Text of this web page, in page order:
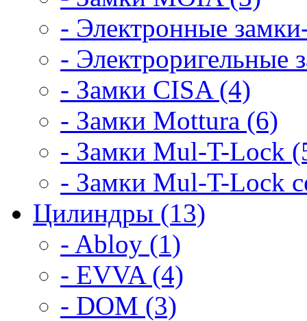
- Электронные
-
- Замки CISA (4)
- Замки Mottura (6)
- Замки Mul-T-Lock
- Замки Mul-T-Lock
Цилиндры (13)
- Abloy (1)
- EVVA (4)
- DOM (3)